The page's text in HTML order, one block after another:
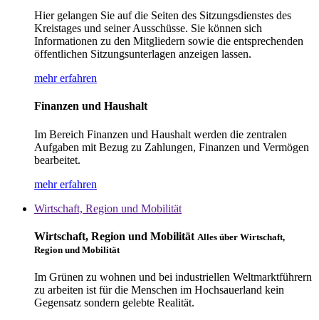
Hier gelangen Sie auf die Seiten des Sitzungsdienstes des
Kreistages und seiner Ausschüsse. Sie können sich
Informationen zu den Mitgliedern sowie die entsprechenden
öffentlichen Sitzungsunterlagen anzeigen lassen.
mehr erfahren
Finanzen und Haushalt
Im Bereich Finanzen und Haushalt werden die zentralen
Aufgaben mit Bezug zu Zahlungen, Finanzen und Vermögen
bearbeitet.
mehr erfahren
Wirtschaft, Region und Mobilität
Wirtschaft, Region und Mobilität Alles über Wirtschaft,
Region und Mobilität
Im Grünen zu wohnen und bei industriellen Weltmarktführern
zu arbeiten ist für die Menschen im Hochsauerland kein
Gegensatz sondern gelebte Realität.